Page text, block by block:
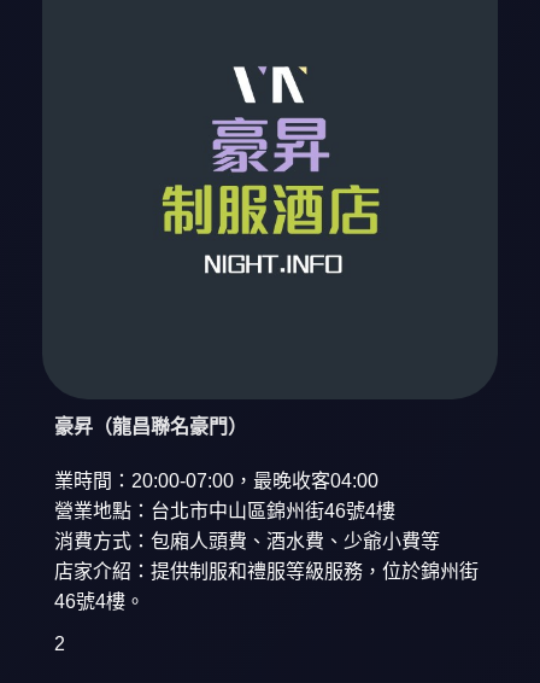
豪昇（龍昌聯名豪門）
業時間：20:00-07:00，最晚收客04:00
營業地點：台北市中山區錦州街46號4樓
消費方式：包廂人頭費、酒水費、少爺小費等
店家介紹：提供制服和禮服等級服務，位於錦州街
46號4樓。
2